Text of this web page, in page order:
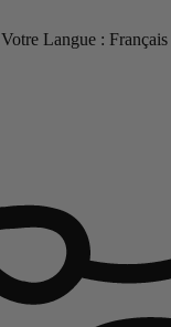
Votre Langue : Français